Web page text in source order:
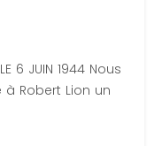
LE 6 JUIN 1944 Nous
Robert Lion un